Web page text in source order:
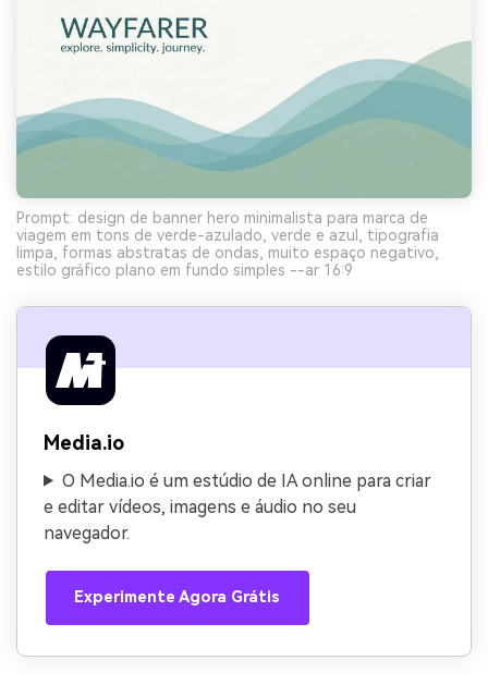
Prompt: design de banner hero minimalista para marca de
viagem em tons de verde-azulado, verde e azul, tipografia
limpa, formas abstratas de ondas, muito espaço negativo,
estilo gráfico plano em fundo simples --ar 16:9
Media.io
O Media.io é um estúdio de IA online para criar
e editar vídeos, imagens e áudio no seu
navegador.
Experimente Agora Grátis